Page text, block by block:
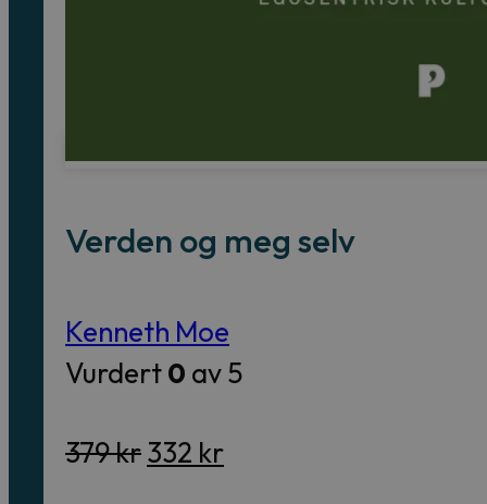
Verden og meg selv
Kenneth Moe
Vurdert0 av 5
379krOpprinnelig
332 krNåværende